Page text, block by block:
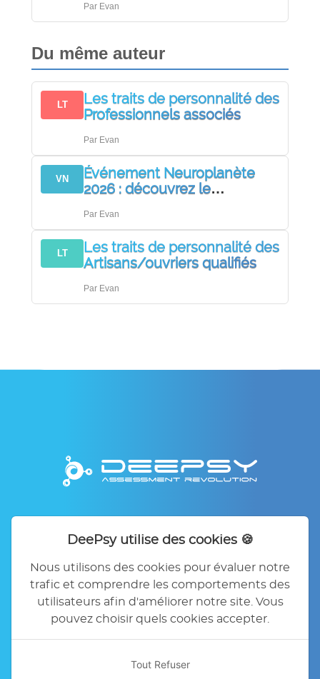
DeePsy utilise des cookies 🍪
Nous utilisons des cookies pour évaluer notre
trafic et comprendre les comportements des
utilisateurs afin d'améliorer notre site. Vous
pouvez choisir quels cookies accepter.
Tout Refuser
Par Evan
Du même auteur
LT
Les traits de personnalité des
Professionnels associés
Par Evan
VN
Événement Neuroplanète
2026 : découvrez le
Par Evan
LT
Les traits de personnalité des
Artisans/ouvriers qualifiés
Par Evan
Contact
FAQ
Mentions légales
Conditions générales d'utilisation
Préférences des Cookies